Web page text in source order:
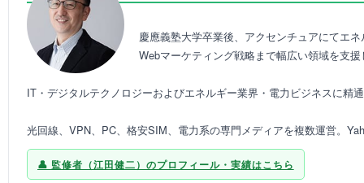
慶應義塾大学卒業後、アクセンチュアにてエ
Webマーケティング戦略まで幅広い領域を支
IT・デジタルテクノロジーおよびエネルギー業界・電力ビジネスに
光回線、VPN、PC、格安SIM、電力系の専門メディアを複数運営。
監修者（江田健二）のプロフィール・実績はこちら